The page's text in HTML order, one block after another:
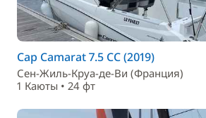
Cap Camarat 7.5 CC (2019)
Сен-Жиль-Круа-де-Ви (Франция)
1 Каюты • 24 фт